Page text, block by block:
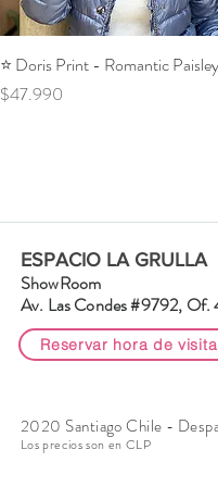
Vista rápida
⭐️ Doris Print - Romantic Paisley
Precio
$47.990
ESPACIO LA GRULLA
ShowRoom
Av. Las Condes #9792, Of.
Reservar hora de visita
2020 Santiago Chile -
Los precios son en CLP